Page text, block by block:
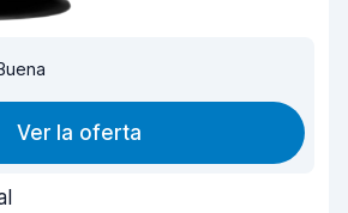
Ver la oferta